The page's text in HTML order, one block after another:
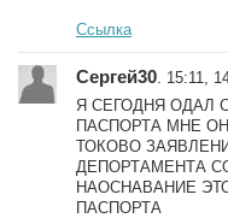
Ссылка
Сергей30 . 15:11,
Я СЕГОДНЯ ОДАЛ
ПАСПОРТА МНЕ
ТОКОВО
ДЕПОРТАМЕНТА
НАОСНАВАНИЕ
ПАСПОРТА